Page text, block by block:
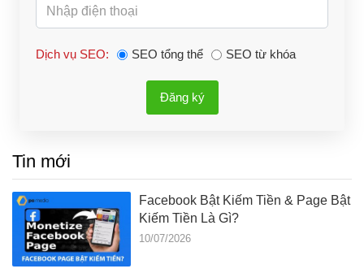
Dịch vụ SEO: SEO tổng thể SEO từ khóa
Đăng ký
Tin mới
Facebook Bật Kiếm Tiền & Page Bật
Kiếm Tiền Là Gì?
10/07/2026